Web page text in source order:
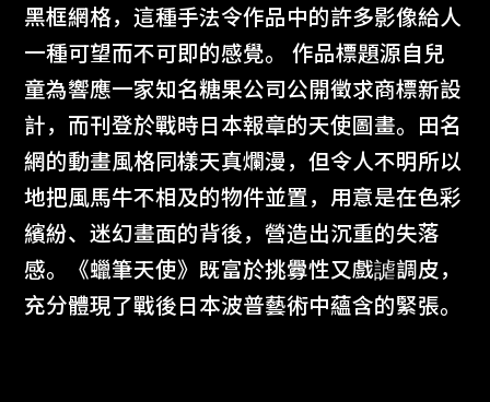
黑框網格，這種手法令作品中的許多影像給人
一種可望而不可即的感覺。 作品標題源自兒
童為響應一家知名糖果公司公開徵求商標新設
計，而刊登於戰時日本報章的天使圖畫。田名
網的動畫風格同樣天真爛漫，但令人不明所以
地把風馬牛不相及的物件並置，用意是在色彩
繽紛、迷幻畫面的背後，營造出沉重的失落
感。《蠟筆天使》既富於挑釁性又戲謔調皮，
充分體現了戰後日本波普藝術中蘊含的緊張。